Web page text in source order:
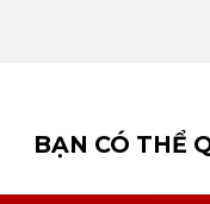
BẠN CÓ THỂ